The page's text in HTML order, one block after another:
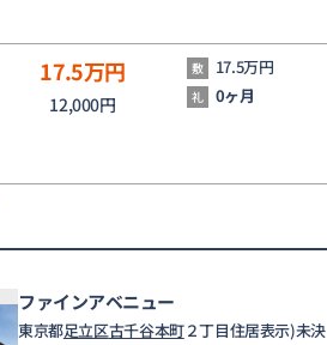
17.5万円
12,000円
敷 17.5万円
礼 0ヶ月
ファインアベニュー
東京都足立区古千谷本町２丁目住居表示)未決